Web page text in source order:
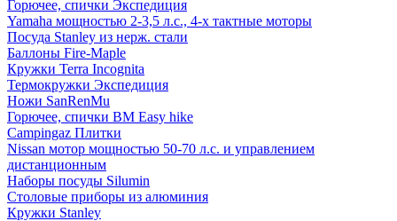
Горючее, спички Экспедиция
Yamaha мощностью 2-3,5 л.с., 4-х тактные моторы
Посуда Stanley из нерж. стали
Баллоны Fire-Maple
Кружки Terra Incognita
Термокружки Экспедиция
Ножи SanRenMu
Горючее, спички BM Easy hike
Campingaz Плитки
Nissan мотор мощностью 50-70 л.с. и управлением
дистанционным
Наборы посуды Silumin
Столовые приборы из алюминия
Кружки Stanley